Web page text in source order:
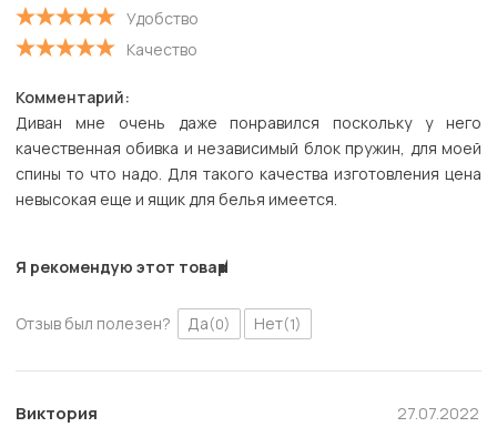
Удобство
Качество
Комментарий:
Диван мне очень даже понравился поскольку у него
качественная обивка и независимый блок пружин, для моей
спины то что надо. Для такого качества изготовления цена
невысокая еще и ящик для белья имеется.
Я рекомендую этот товар
Отзыв был полезен? Да(0) Нет(1)
Виктория 27.07.2022